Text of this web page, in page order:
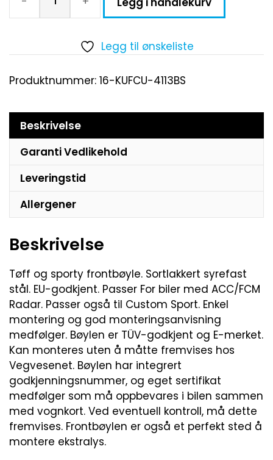
Legg til ønskeliste
Produktnummer: 16-KUFCU-4113BS
Beskrivelse
Garanti Vedlikehold
Leveringstid
Allergener
Beskrivelse
Tøff og sporty frontbøyle. Sortlakkert syrefast
stål. EU-godkjent. Passer For biler med ACC/FCM
Radar. Passer også til Custom Sport. Enkel
montering og god monteringsanvisning
medfølger. Bøylen er TÜV-godkjent og E-merket.
Kan monteres uten å måtte fremvises hos
Vegvesenet. Bøylen har integrert
godkjenningsnummer, og eget sertifikat
medfølger som må oppbevares i bilen sammen
med vognkort. Ved eventuell kontroll, må dette
fremvises. Frontbøylen er også et perfekt sted å
montere ekstralys.